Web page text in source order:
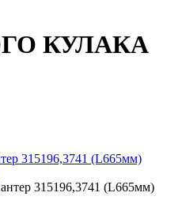
КУЛАКА
315196,3741 (L665мм)